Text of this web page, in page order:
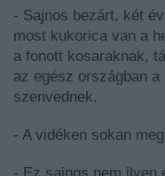
- Sajnos bezárt, két
most kukorica van a
a fonott kosaraknak,
az egész országban
szenvednek.
- A vidéken sokan